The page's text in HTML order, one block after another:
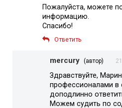
Пожалуйста, можете
информацию.
Спасибо!
Ответить
mercury (автор)
Здравствуйте,
профессионалами в
доподлинно
Можем судить по